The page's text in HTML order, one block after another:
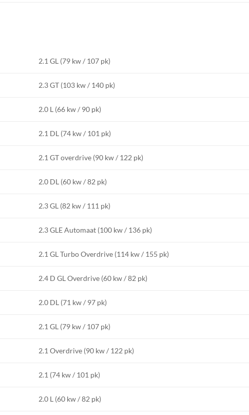
2.1 GL (79 kw / 107 pk)
2.3 GT (103 kw / 140 pk)
2.0 L (66 kw / 90 pk)
2.1 DL (74 kw / 101 pk)
2.1 GT overdrive (90 kw / 122 pk)
2.0 DL (60 kw / 82 pk)
2.3 GL (82 kw / 111 pk)
2.3 GLE Automaat (100 kw / 136 pk)
2.1 GL Turbo Overdrive (114 kw / 155 pk)
2.4 D GL Overdrive (60 kw / 82 pk)
2.0 DL (71 kw / 97 pk)
2.1 GL (79 kw / 107 pk)
2.1 Overdrive (90 kw / 122 pk)
2.1 (74 kw / 101 pk)
2.0 L (60 kw / 82 pk)